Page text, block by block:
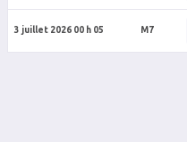
3 juillet 2026 00 h 05 M7